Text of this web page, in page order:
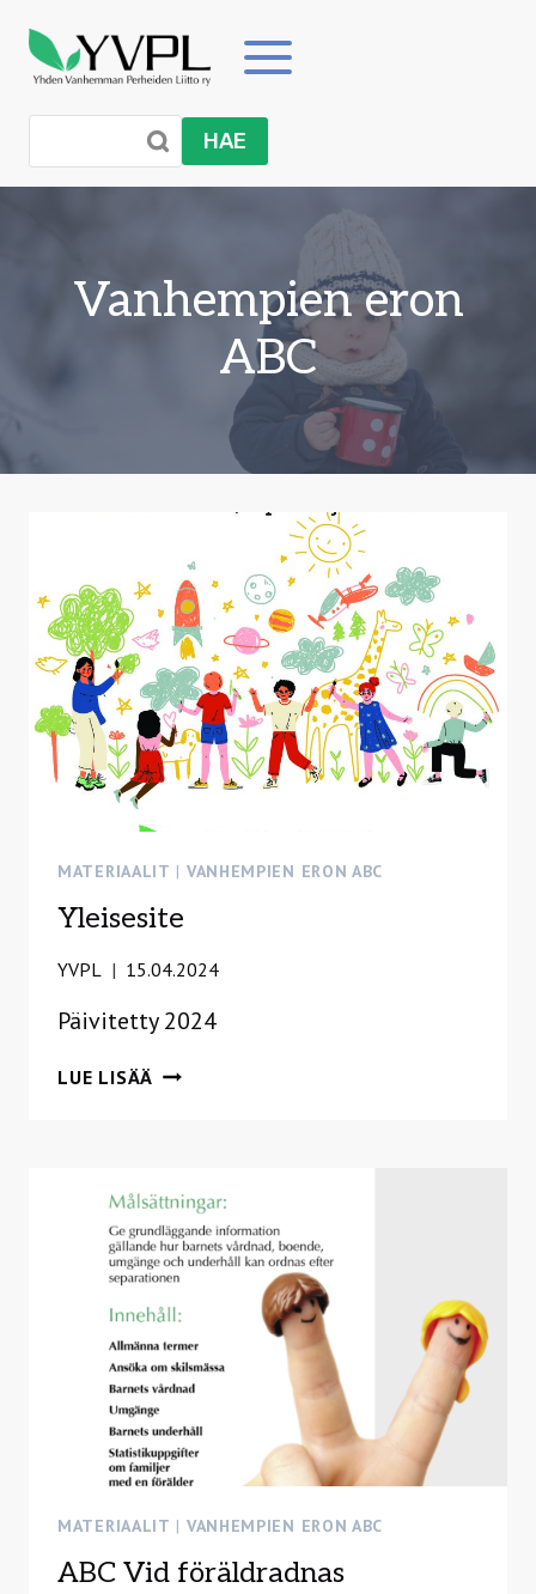
sisältöön
HAE
Vanhempien eron
ABC
MATERIAALIT | VANHEMPIEN ERON ABC
Yleisesite
YVPL 15.04.2024
Päivitetty 2024
LUE LISÄÄ YLEISESITE
MATERIAALIT | VANHEMPIEN ERON ABC
ABC Vid föräldradnas